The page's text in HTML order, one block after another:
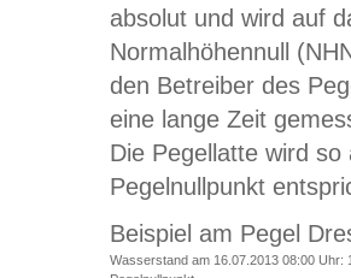
absolut und wird auf
Normalhöhennull
den Betreiber des
eine lange Zeit
Die Pegellatte wird
Pegelnullpunkt
Beispiel am Pegel
Wasserstand am 16.07.2013 08:00 Uhr: